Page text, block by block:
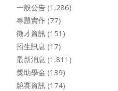
一般公告(1,286)
專題實作(77)
徵才資訊(151)
招生訊息 (17)
最新消息 (1,811)
獎助學金 (139)
競賽資訊(174)